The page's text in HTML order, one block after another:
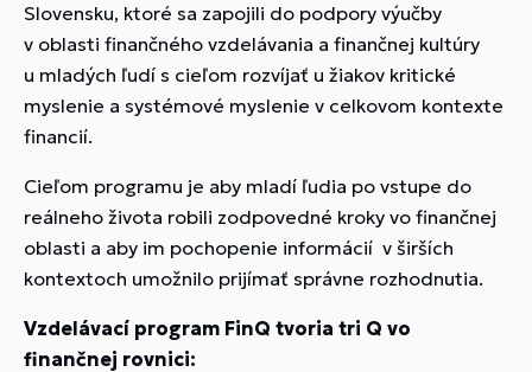
Slovensku, ktoré sa zapojili do podpory výučby
v oblasti finančného vzdelávania a finančnej kultúry
u mladých ľudí s cieľom rozvíjať u žiakov kritické
myslenie a systémové myslenie v celkovom kontexte
financií.
Cieľom programu je aby mladí ľudia po vstupe do
reálneho života robili zodpovedné kroky vo finančnej
oblasti a aby im pochopenie informácií v širších
kontextoch umožnilo prijímať správne rozhodnutia.
Vzdelávací program FinQ tvoria tri Q vo
finančnej rovnici: